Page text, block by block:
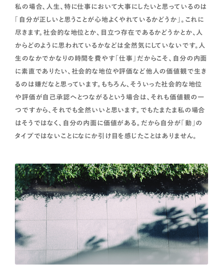
私の場合、人生、特に仕事において大事にしたいと思っているのは
「自分が正しいと思うことが心地よくやれているかどうか」。これに
尽きます。社会的な地位とか、目立つ存在であるかどうかとか、人
からどのように思われているかなどは全然気にしていないです。人
生のなかでかなりの時間を費やす「仕事」だからこそ、自分の内面
に素直でありたい、社会的な地位や評価など他人の価値観で生き
るのは嫌だなと思っています。もちろん、そういった社会的な地位
や評価が自己承認へとつながるという場合は、それも価値観の一
つですから、それでも全然いいと思います。でもたまたま私の場合
はそうではなく、自分の内面に価値がある。だから自分が「動」の
タイプではないことになにか引け目を感じたことはありません。